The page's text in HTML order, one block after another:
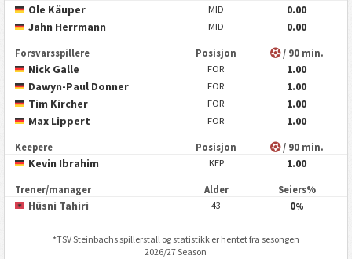
Ole Käuper MID
0.00
Jahn Herrmann
MID 0.00
Forsvarsspillere Posisjon / 90 min.
Nick Galle FOR
1.00
Dawyn-Paul Donner
FOR
1.00
Tim Kircher
FOR
1.00
Max Lippert
FOR 1.00
Keepere Posisjon / 90 min.
Kevin Ibrahim KEP 1.00
Trener/manager Alder Seiers%
Hüsni Tahiri 43 0%
*TSV Steinbachs spillerstall og statistikk er hentet fra sesongen
2026/27 Season